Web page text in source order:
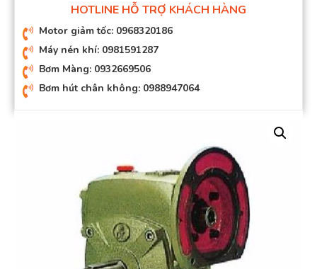
HOTLINE HỖ TRỢ KHÁCH HÀNG
Motor giảm tốc: 0968320186
Máy nén khí: 0981591287
Bơm Màng: 0932669506
Bơm hút chân không: 0988947064